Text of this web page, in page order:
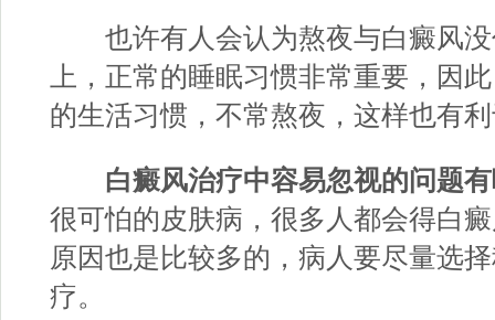
也许有人会认为熬夜与白癜风没
上，正常的睡眠习惯非常重要，因
的生活习惯，不常熬夜，这样也有
白癜风治疗中容易忽视的问题
很可怕的皮肤病，很多人都会得白
原因也是比较多的，病人要尽量选
疗。